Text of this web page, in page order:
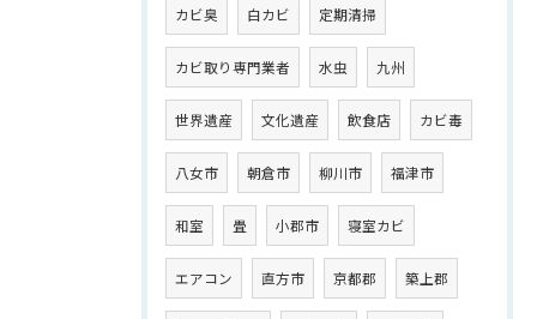
カビ臭 白カビ 定期清掃
カビ取り専門業者 水虫 九州
世界遺産 文化遺産 飲食店 カビ毒
八女市 朝倉市 柳川市 福津市
和室 畳 小郡市 寝室カビ
エアコン 直方市 京都郡 築上郡